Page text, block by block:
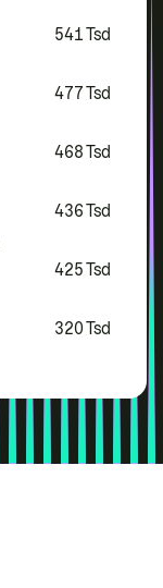
541 Tsd
477 Tsd
468 Tsd
436 Tsd
425 Tsd
320 Tsd